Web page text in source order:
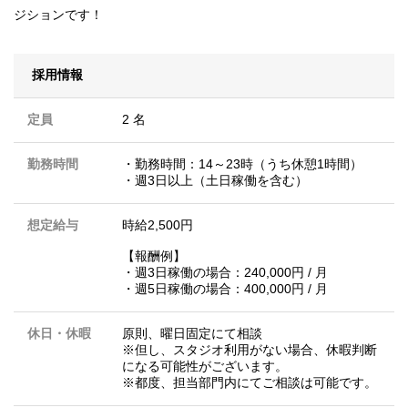
ジションです！
採用情報
定員 2 名
勤務時間
・勤務時間：14～23時（うち休憩1時間）
・週3日以上（土日稼働を含む）
想定給与 時給2,500円
【報酬例】
・週3日稼働の場合：240,000円 / 月
・週5日稼働の場合：400,000円 / 月
休日・休暇
原則、曜日固定にて相談
※但し、スタジオ利用がない場合、休暇判断
になる可能性がございます。
※都度、担当部門内にてご相談は可能です。